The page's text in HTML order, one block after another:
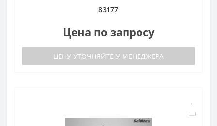
83177
Цена по запросу
ЦЕНУ УТОЧНЯЙТЕ У МЕНЕДЖЕРА